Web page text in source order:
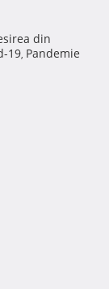
din
19, Pandemie